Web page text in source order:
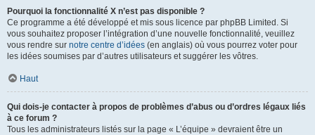
Pourquoi la fonctionnalité X n’est pas disponible ?
Ce programme a été développé et mis sous licence par phpBB Limited. Si
vous souhaitez proposer l’intégration d’une nouvelle fonctionnalité, veuillez
vous rendre sur notre centre d’idées (en anglais) où vous pourrez voter pour
les idées soumises par d’autres utilisateurs et suggérer les vôtres.
Haut
Qui dois-je contacter à propos de problèmes d’abus ou d’ordres légaux liés
à ce forum ?
Tous les administrateurs listés sur la page « L’équipe » devraient être un